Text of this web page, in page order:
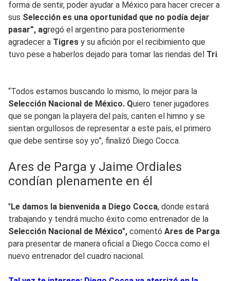
forma de sentir, poder ayudar a México para hacer crecer a
sus Selección es una oportunidad que no podía dejar
pasar”, agregó el argentino para posteriormente
agradecer a Tigres y su afición por el recibimiento que
tuvo pese a haberlos dejado para tomar las riendas del Tri.
“Todos estamos buscando lo mismo, lo mejor para la
Selección Nacional de México. Quiero tener jugadores
que se pongan la playera del país, canten el himno y se
sientan orgullosos de representar a este país, el primero
que debe sentirse soy yo”, finalizó Diego Cocca.
Ares de Parga y Jaime Ordiales
condían plenamente en él
"Le damos la bienvenida a Diego Cocca, donde estará
trabajando y tendrá mucho éxito como entrenador de la
Selección Nacional de México", comentó Ares de Parga
para presentar de manera oficial a Diego Cocca como el
nuevo entrenador del cuadro nacional.